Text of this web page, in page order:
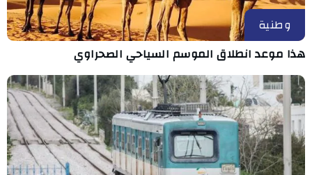
وطنية
هذا موعد انطلاق الموسم السياحي الصحراوي